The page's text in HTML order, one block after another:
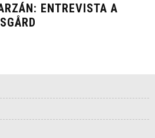
ENTREVISTA A